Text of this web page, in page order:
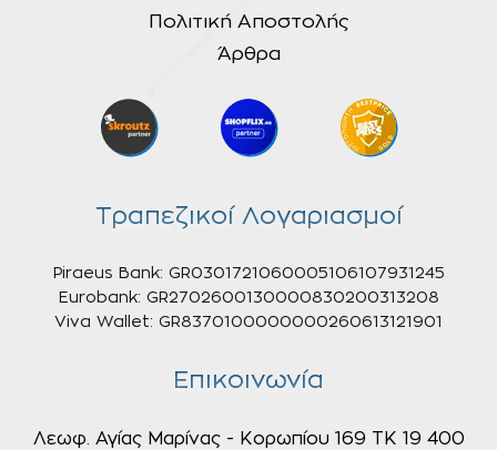
Πολιτική Αποστολής
Άρθρα
Τραπεζικοί Λογαριασμοί
Piraeus Bank: GR0301721060005106107931245
Eurobank: GR2702600130000830200313208
Viva Wallet: GR8370100000000260613121901
Επικοινωνία
Λεωφ. Αγίας Μαρίνας - Κορωπίου 169 ΤΚ 19 400